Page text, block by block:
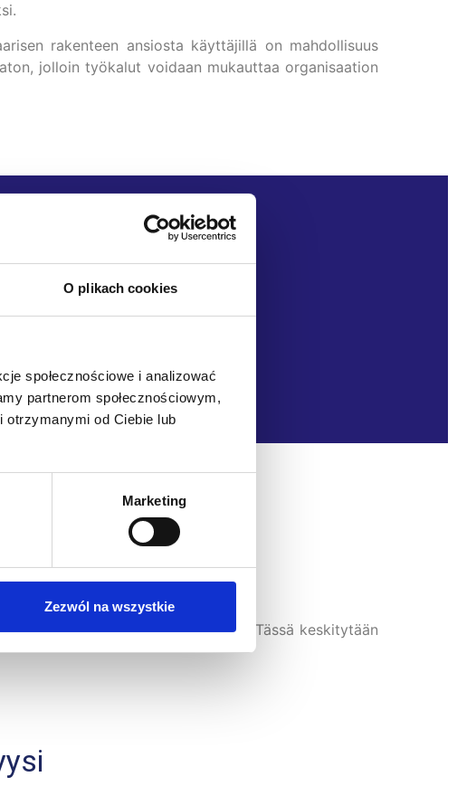
O plikach cookies
społecznościowe i analizować
partnerom społecznościowym,
otrzymanymi od Ciebie lub
Marketing
Zezwól na wszystkie
rakenteen ansiosta käyttäjillä on mahdollisuus
jolloin työkalut voidaan mukauttaa organisaation
käyttöönotosta?
analyysia ja räätälöityä ratkaisua. Tässä keskitytään